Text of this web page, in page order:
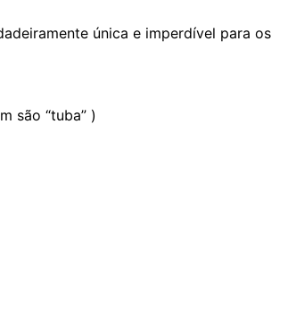
única e imperdível para os
são “tuba” )